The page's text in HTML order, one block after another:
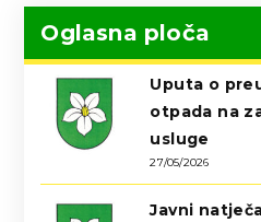
Oglasna ploča
Uputa o
otpada na
usluge
27/05/2026
Javni